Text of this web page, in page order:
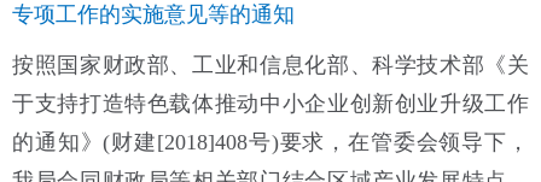
专项工作的实施意见等的通知
按照国家财政部、工业和信息化部、科学技术部《关
于支持打造特色载体推动中小企业创新创业升级工作
的通知》(财建[2018]408号)要求，在管委会领导下，